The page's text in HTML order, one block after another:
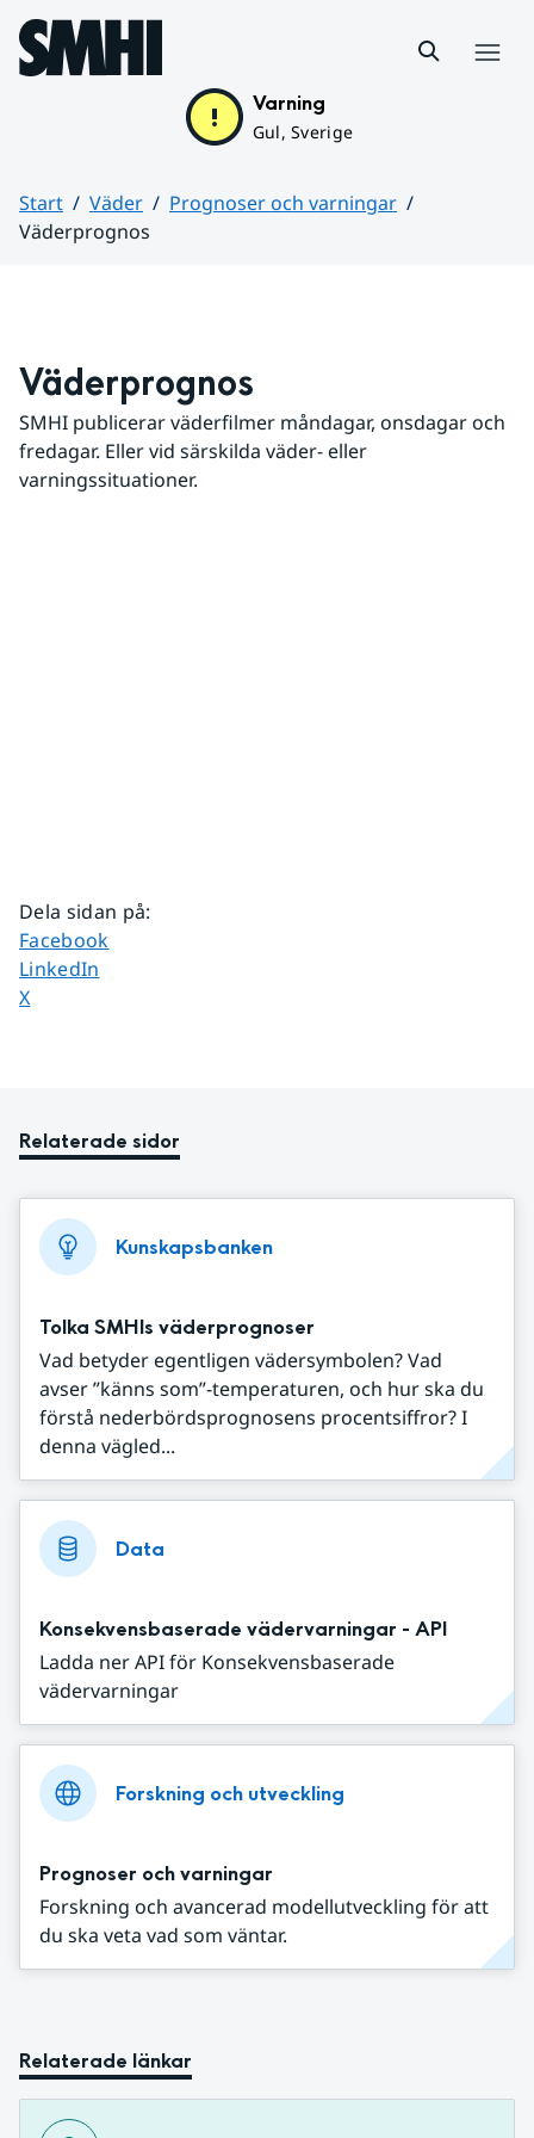
Hoppa till sidans innehåll
Varning
Gul, Sverige
Start Väder
Prognoser och varningar
Väderprognos
Väderprognos
SMHI publicerar väderfilmer måndagar, onsdagar och
fredagar. Eller vid särskilda väder- eller
varningssituationer.
Dela sidan på:
Dela sidan på
Facebook
Dela sidan på
LinkedIn
Dela sidan på
X
Relaterade sidor
Kunskapsbanken
Tolka SMHIs väderprognoser
Vad betyder egentligen vädersymbolen? Vad
avser ”känns som”-temperaturen, och hur ska du
förstå nederbördsprognosens procentsiffror? I
denna vägled...
Data
Konsekvensbaserade vädervarningar - API
Ladda ner API för Konsekvensbaserade
vädervarningar
Forskning och utveckling
Prognoser och varningar
Forskning och avancerad modellutveckling för att
du ska veta vad som väntar.
Relaterade länkar